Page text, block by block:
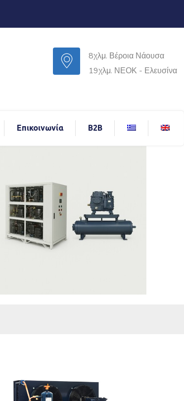
8χλμ. Βέροια Νάουσα
19χλμ. ΝΕΟΚ - Ελευσίνα
Επικοινωνία B2B